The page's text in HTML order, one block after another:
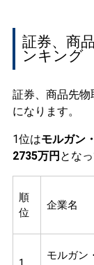
証券、商
ンキング
証券、商品先
になります。
1位はモルガン
2735万円 とな
順
位
企業名
モルガン